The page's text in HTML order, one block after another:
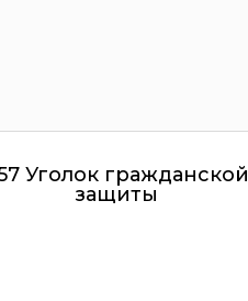
Уголок гражданской
защиты